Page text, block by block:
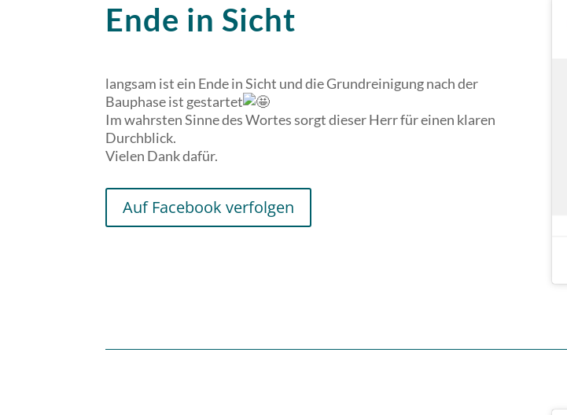
Ende in Sicht
langsam ist ein Ende in Sicht und die Grundreinigung nach der
Bauphase ist gestartet
Im wahrsten Sinne des Wortes sorgt dieser Herr für einen klaren
Durchblick.
Vielen Dank dafür.
Auf Facebook verfolgen